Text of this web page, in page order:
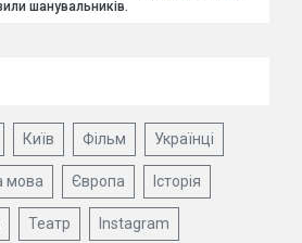
шанувальників.
Київ Фільм Українці
мова Європа Історія
Театр Instagram